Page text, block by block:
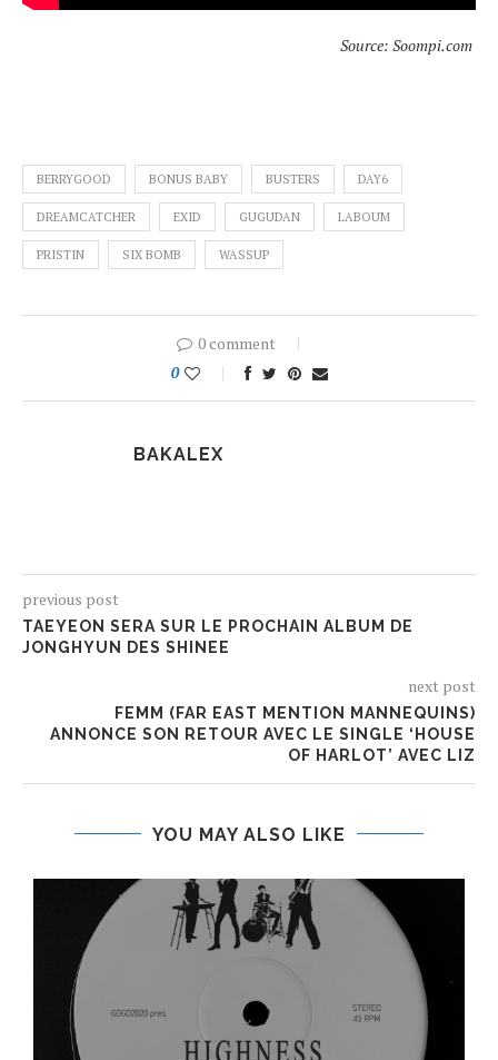
Source: Soompi.com
BERRYGOOD BONUS BABY BUSTERS DAY6
DREAMCATCHER EXID GUGUDAN LABOUM
PRISTIN SIX BOMB WASSUP
0 comment
0
BAKALEX
previous post
TAEYEON SERA SUR LE PROCHAIN ALBUM DE
JONGHYUN DES SHINEE
next post
FEMM (FAR EAST MENTION MANNEQUINS)
ANNONCE SON RETOUR AVEC LE SINGLE ‘HOUSE
OF HARLOT’ AVEC LIZ
YOU MAY ALSO LIKE